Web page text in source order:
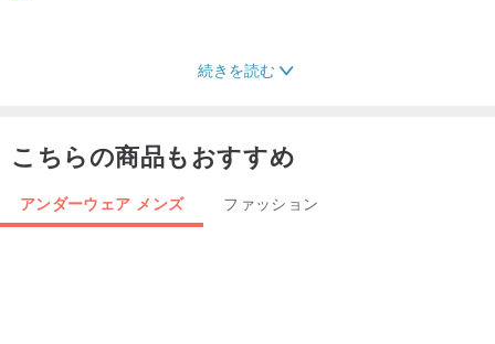
続きを読む
こちらの商品もおすすめ
アンダーウェア メンズ ファッション